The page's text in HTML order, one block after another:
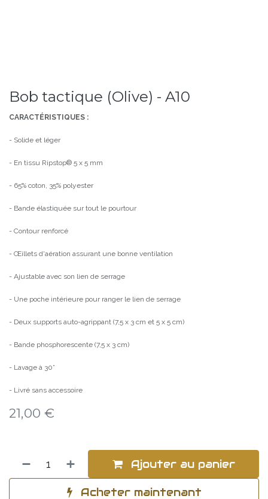
Bob tactique (Olive) - A10
CARACTÉRISTIQUES :
- Solide et léger
- En tissu Ripstop® 5 x 5 mm
- 65% coton, 35% polyester
- Bande élastiquée sur tout le pourtour
- Contour renforcé
- Œillets d'aération assurant une bonne ventilation
- Ajustable avec son lien de serrage
- Une poche intérieure pour ranger le lien de serrage
- Deux supports auto-agrippant (7,5 x 3 cm et 5 x 5 cm)
- Bande phosphorescente (7,5 x 3 cm)
- Lavage à 30°
- Livré sans accessoire
21,00 €
Ajouter au panier
Acheter maintenant